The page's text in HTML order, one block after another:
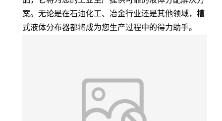
案。无论是在石油化工、冶金行业还是其他领域，槽
式液体分布器都将成为您生产过程中的得力助手。